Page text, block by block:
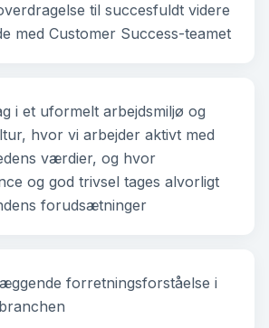
til succesfuldt videre
med Customer Success-teamet
i et uformelt arbejdsmiljø og
hvor vi arbejder aktivt med
værdier, og hvor
og god trivsel tages alvorligt
forudsætninger
forretningsforståelse i